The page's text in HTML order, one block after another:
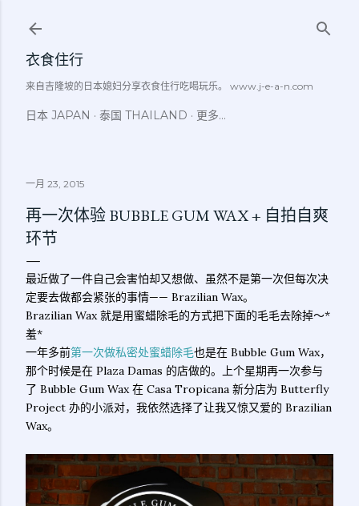
衣食住行
来自吉隆坡的日本媳妇分享衣食住行吃喝玩乐。 www.j-e-a-n.com
日本 JAPAN 泰国 THAILAND 更多…
一月 23, 2015
再一次体验 BUBBLE GUM WAX + 自拍自爽
环节
最近做了一件自己会害怕却又想做、虽然不是第一次但每次决
定要去做都会紧张的事情—— Brazilian Wax。
Brazilian Wax 就是用蜜蜡除毛的方式把下面的毛毛去除掉～*
羞*
一年多前第一次做私密处蜜蜡除毛也是在 Bubble Gum Wax，
那个时候是在 Plaza Damas 的店做的。上个星期再一次参与
了 Bubble Gum Wax 在 Casa Tropicana 新分店为 Butterfly
Project 办的小派对，我依然选择了让我又惊又爱的 Brazilian
Wax。